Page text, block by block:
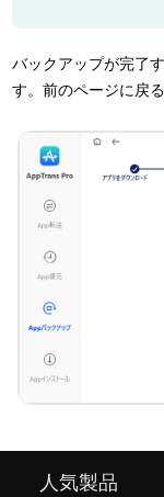
バックアップが完了
す。前のページに戻
人気製品